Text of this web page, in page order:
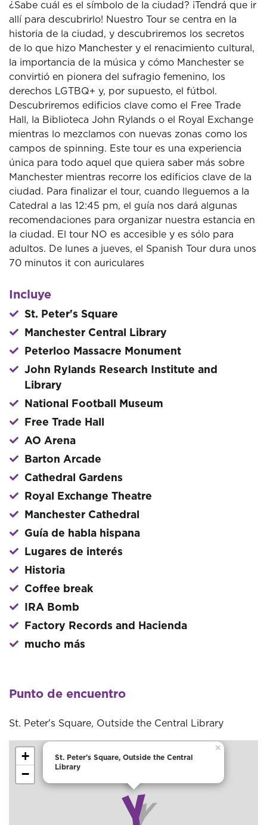
¿Sabe cuál es el símbolo de la ciudad? ¡Tendrá que ir
allí para descubrirlo! Nuestro Tour se centra en la
historia de la ciudad, y descubriremos los secretos
de lo que hizo Manchester y el renacimiento cultural,
la importancia de la música y cómo Manchester se
convirtió en pionera del sufragio femenino, los
derechos LGTBQ+ y, por supuesto, el fútbol.
Descubriremos edificios clave como el Free Trade
Hall, la Biblioteca John Rylands o el Royal Exchange
mientras lo mezclamos con nuevas zonas como los
campos de spinning. Este tour es una experiencia
única para todo aquel que quiera saber más sobre
Manchester mientras recorre los edificios clave de la
ciudad. Para finalizar el tour, cuando lleguemos a la
Catedral a las 12:45 pm, el guía nos dará algunas
recomendaciones para organizar nuestra estancia en
la ciudad. El tour NO es accesible y es sólo para
adultos. De lunes a jueves, el Spanish Tour dura unos
70 minutos it con auriculares
Incluye
St. Peter's Square
Manchester Central Library
Peterloo Massacre Monument
John Rylands Research Institute and
Library
National Football Museum
Free Trade Hall
AO Arena
Barton Arcade
Cathedral Gardens
Royal Exchange Theatre
Manchester Cathedral
Guía de habla hispana
Lugares de interés
Historia
Coffee break
IRA Bomb
Factory Records and Hacienda
mucho más
Punto de encuentro
St. Peter's Square, Outside the Central Library
St. Peter's Square, Outside the Central
Library
×
+
−